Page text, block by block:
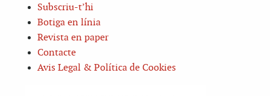
Subscriu-t’hi
Botiga en línia
Revista en paper
Contacte
Avis Legal & Política de Cookies